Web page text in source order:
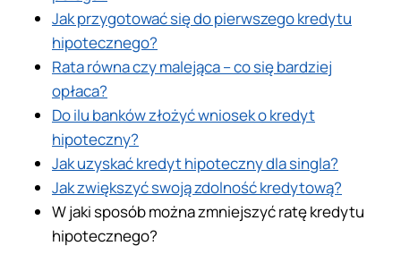
Jak przygotować się do pierwszego kredytu
hipotecznego?
Rata równa czy malejąca – co się bardziej
opłaca?
Do ilu banków złożyć wniosek o kredyt
hipoteczny?
Jak uzyskać kredyt hipoteczny dla singla?
Jak zwiększyć swoją zdolność kredytową?
W jaki sposób można zmniejszyć ratę kredytu
hipotecznego?